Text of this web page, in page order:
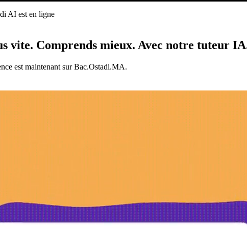
en ligne
AI est en ligne
vite. Comprends mieux. Avec notre tuteur
est maintenant sur Bac.Ostadi.MA.